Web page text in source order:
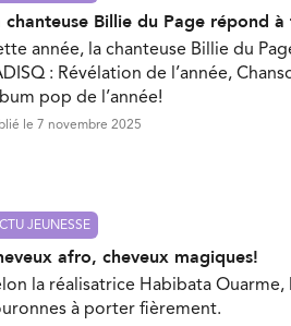
chanteuse Billie du Page répond
année, la chanteuse Billie du
: Révélation de l’année,
pop de l’année!
le 7 novembre 2025
JEUNESSE
afro, cheveux magiques!
la réalisatrice Habibata
à porter fièrement.